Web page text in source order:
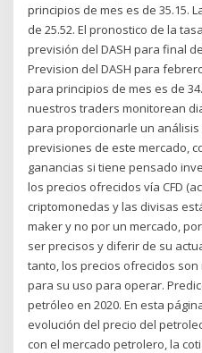
principios de mes es de 35.15.
de 25.52. El pronostico de la
previsión del DASH para final
Prevision del DASH para
para principios de mes es de
nuestros traders monitorean
para proporcionarle un
previsiones de este mercado,
ganancias si tiene pensado
los precios ofrecidos vía CFD
criptomonedas y las divisas
maker y no por un mercado,
ser precisos y diferir de su
tanto, los precios ofrecidos
para su uso para operar.
petróleo en 2020. En esta
evolución del precio del
con el mercado petrolero, la